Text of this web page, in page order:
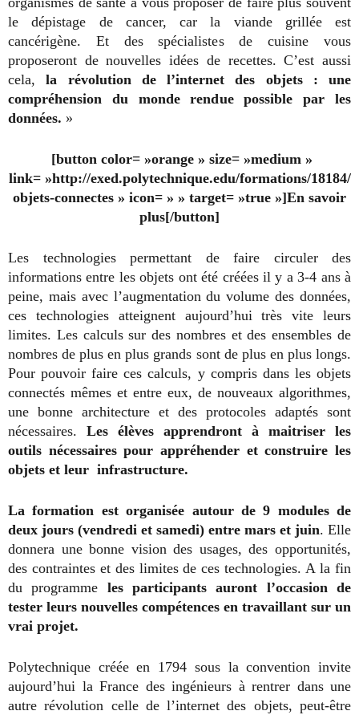
le dépistage de cancer, car la viande grillée est
cancérigène. Et des spécialistes de cuisine vous
proposeront de nouvelles idées de recettes. C’est aussi
cela,la révolution de l’internet des objets : une
compréhension du monde rendue possible par les
données. »
[button color= »orange » size= »medium »
link= »http://exed.polytechnique.edu/formations/18184/
objets-connectes » icon= » » target= »true »]En savoir
plus[/button]
Les technologies permettant de faire circuler des
informations entre les objets ont été créées il y a 3-4 ans à
peine, mais avec l’augmentation du volume des données,
ces technologies atteignent aujourd’hui très vite leurs
limites. Les calculs sur des nombres et des ensembles de
nombres de plus en plus grands sont de plus en plus longs.
Pour pouvoir faire ces calculs, y compris dans les objets
connectés mêmes et entre eux, de nouveaux algorithmes,
une bonne architecture et des protocoles adaptés sont
nécessaires. Les élèves apprendront à maitriser les
outils nécessaires pour appréhender et construire les
objets et leur infrastructure.
La formation est organisée autour de 9 modules de
deux jours (vendredi et samedi) entre mars et juin. Elle
donnera une bonne vision des usages, des opportunités,
des contraintes et des limites de ces technologies. A la fin
du programme les participants auront l’occasion de
tester leurs nouvelles compétences en travaillant sur un
vrai projet.
Polytechnique créée en 1794 sous la convention invite
aujourd’hui la France des ingénieurs à rentrer dans une
autre révolution celle de l’internet des objets, peut-être